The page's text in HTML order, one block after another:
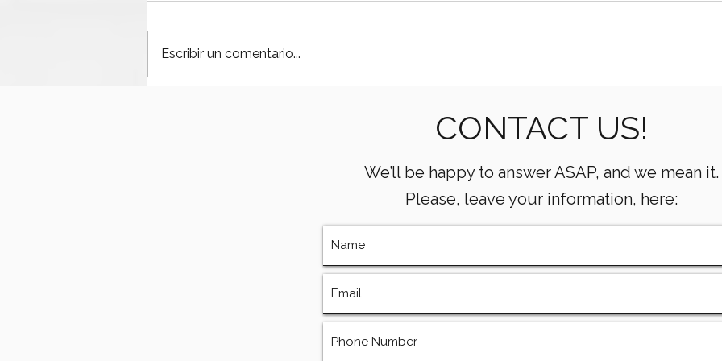
fluidos soportan alta
presión en bombas
Escribir un comentario...
CONTACT US!
We’ll be happy to answer ASAP, and we mean it.
Please, leave your information, here: